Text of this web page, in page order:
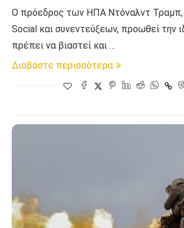
Ο πρόεδρος των ΗΠΑ Ντόναλντ
Social και συνεντεύξεων, προωθεί την
πρέπει να βιαστεί και …
Διαβάστε περισσότερα